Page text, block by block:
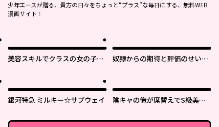
少年エースが贈る、貴方の日々をちょっと“プラス”な毎日にする、無料WEB
漫画サイト！
美容スキルでクラスの女の子を
奴隷からの期待と評価のせいで
銀河特急 ミルキー☆サブウェイ
陰キャの俺が席替えでS級美少
まった。